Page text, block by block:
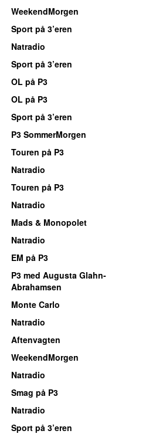
WeekendMorgen
Sport på 3’eren
Natradio
Sport på 3’eren
OL på P3
OL på P3
Sport på 3’eren
P3 SommerMorgen
Touren på P3
Natradio
Touren på P3
Natradio
Mads & Monopolet
Natradio
EM på P3
P3 med Augusta Glahn-
Abrahamsen
Monte Carlo
Natradio
Aftenvagten
WeekendMorgen
Natradio
Smag på P3
Natradio
Sport på 3’eren